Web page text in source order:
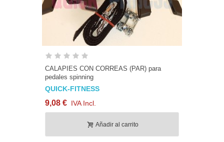
CALAPIES CON CORREAS (PAR) para
pedales spinning
QUICK-FITNESS
9,08 € IVA Incl.
Añadir al carrito